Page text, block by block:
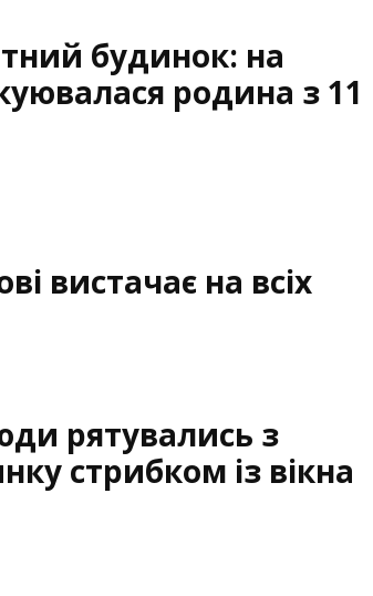
будинок: на
родина з 11
вистачає на всіх
рятувались з
стрибком із вікна